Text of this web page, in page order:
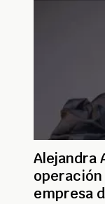
Alejandra
empresa